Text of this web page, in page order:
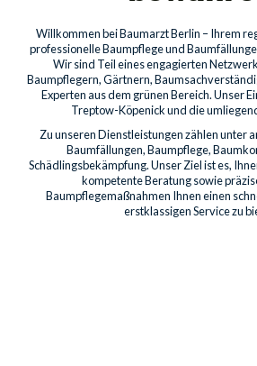
Willkommen bei Baumarzt Berlin – Ihrem
professionelle Baumpflege und
Wir sind Teil eines engagierten
Baumpflegern, Gärtnern,
Experten aus dem grünen Bereich. Unser
Treptow-Köpenick und die
Zu unseren Dienstleistungen zählen unter
Baumfällungen, Baumpflege,
Schädlingsbekämpfung. Unser Ziel ist es,
kompetente Beratung sowie
Baumpflegemaßnahmen Ihnen einen
erstklassigen Service zu